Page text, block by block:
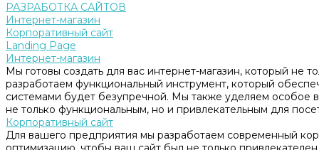
РАЗРАБОТКА САЙТОВ
Интернет-магазин
Корпоративный сайт
Landing Page
Интернет-магазин
Мы готовы создать для вас интернет-магазин, который не
разработаем функциональный инструмент, который
системами будет безупречной. Мы также уделяем особое
не только функциональным, но и привлекательным для
Корпоративный сайт
Для вашего предприятия мы разработаем современный